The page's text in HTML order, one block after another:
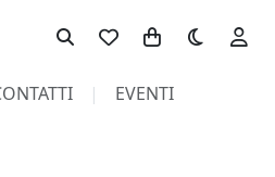
Toggle theme
EVENTI